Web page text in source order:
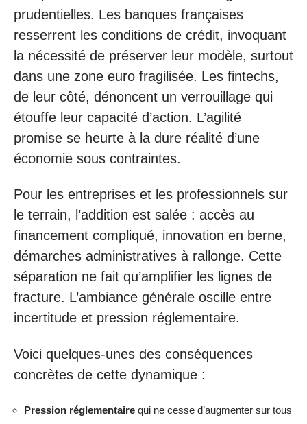
prudentielles. Les banques françaises
resserrent les conditions de crédit, invoquant
la nécessité de préserver leur modèle, surtout
dans une zone euro fragilisée. Les fintechs,
de leur côté, dénoncent un verrouillage qui
étouffe leur capacité d’action. L’agilité
promise se heurte à la dure réalité d’une
économie sous contraintes.
Pour les entreprises et les professionnels sur
le terrain, l’addition est salée : accès au
financement compliqué, innovation en berne,
démarches administratives à rallonge. Cette
séparation ne fait qu’amplifier les lignes de
fracture. L’ambiance générale oscille entre
incertitude et pression réglementaire.
Voici quelques-unes des conséquences
concrètes de cette dynamique :
Pression réglementaire qui ne cesse d’augmenter sur tous